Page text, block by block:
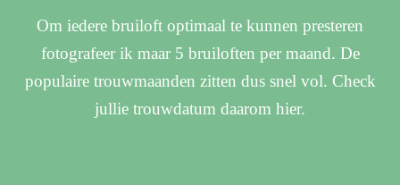
Om iedere bruiloft optimaal te kunnen presteren
fotografeer ik maar 5 bruiloften per maand. De
populaire trouwmaanden zitten dus snel vol. Check
jullie trouwdatum daarom hier.